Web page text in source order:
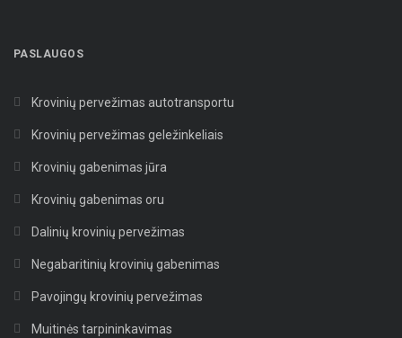
PASLAUGOS
Krovinių pervežimas autotransportu
Krovinių pervežimas geležinkeliais
Krovinių gabenimas jūra
Krovinių gabenimas oru
Dalinių krovinių pervežimas
Negabaritinių krovinių gabenimas
Pavojingų krovinių pervežimas
Muitinės tarpininkavimas